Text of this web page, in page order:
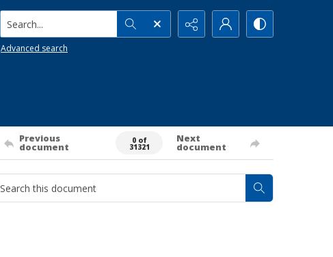
Search...
Advanced search
Previous
document
0 of
31321
Next
document